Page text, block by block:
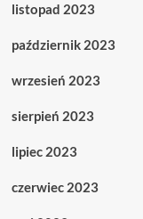
listopad 2023
październik 2023
wrzesień 2023
sierpień 2023
lipiec 2023
czerwiec 2023